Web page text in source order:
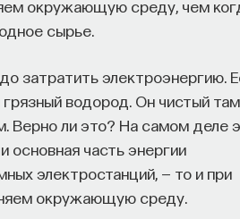
окружающую среду, чем
сырье.
затратить электроэнергию.
водород. Он чистый
Верно ли это? На самом деле
основная часть энергии
электростанций, — то и при
окружающую среду.